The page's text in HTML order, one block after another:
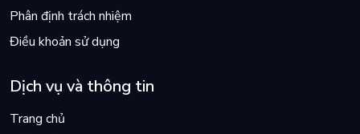
Phân định trách nhiệm
Điều khoản sử dụng
Dịch vụ và thông tin
Trang chủ